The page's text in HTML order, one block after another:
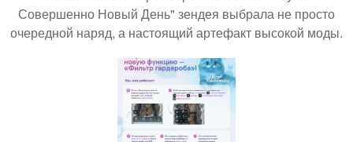
Совершенно Новый День" зендея выбрала не просто
очередной наряд, а настоящий артефакт высокой моды.